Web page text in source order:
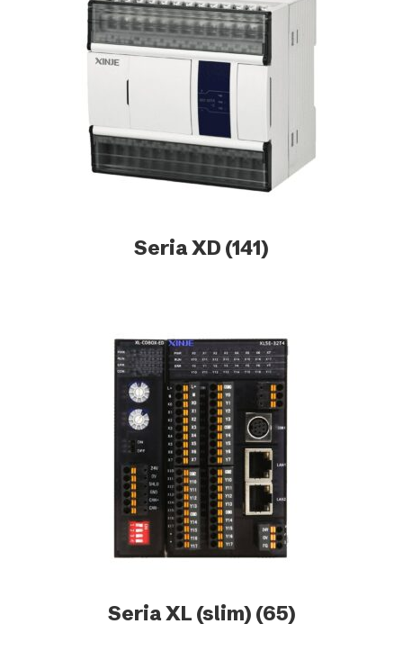
Seria XD (141)
Seria XL (slim) (65)